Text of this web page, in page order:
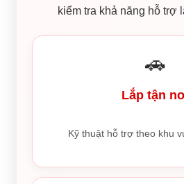
kiểm tra khả năng hỗ trợ
🚗
Lắp tận
Kỹ thuật hỗ trợ theo khu